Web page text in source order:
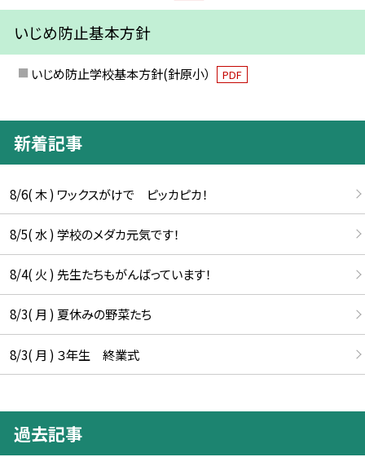
いじめ防止基本方針
いじめ防止学校基本方針(針原小） PDF
新着記事
8/6( 木 ) ワックスがけで ピッカピカ！
8/5( 水 ) 学校のメダカ元気です！
8/4( 火 ) 先生たちもがんばっています！
8/3( 月 ) 夏休みの野菜たち
8/3( 月 ) ３年生 終業式
過去記事